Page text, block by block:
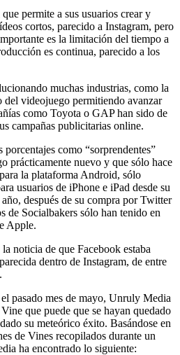
permite a sus usuarios crear y
cortos, parecido a Instagram, pero
es la limitación del tiempo a
es continua, parecido a los
muchas industrias, como la
del videojuego permitiendo avanzar
como Toyota o GAP han sido de
campañas publicitarias online.
como “sorprendentes”
prácticamente nuevo y que sólo hace
la plataforma Android, sólo
usuarios de iPhone e iPad desde su
después de su compra por Twitter
de Socialbakers sólo han tenido en
Apple.
noticia de que Facebook estaba
dentro de Instagram, de entre
pasado mes de mayo, Unruly Media
que puede que se hayan quedado
su meteórico éxito. Basándose en
de Vines recopilados durante un
ha encontrado lo siguiente: